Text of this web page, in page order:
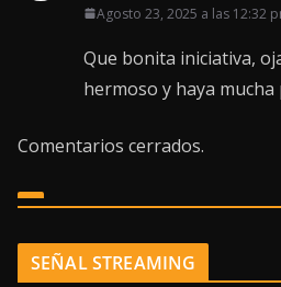
Agosto 23, 2025 a las 12:32
Que bonita iniciativa,
hermoso y haya
Comentarios cerrados.
SEÑAL STREAMING